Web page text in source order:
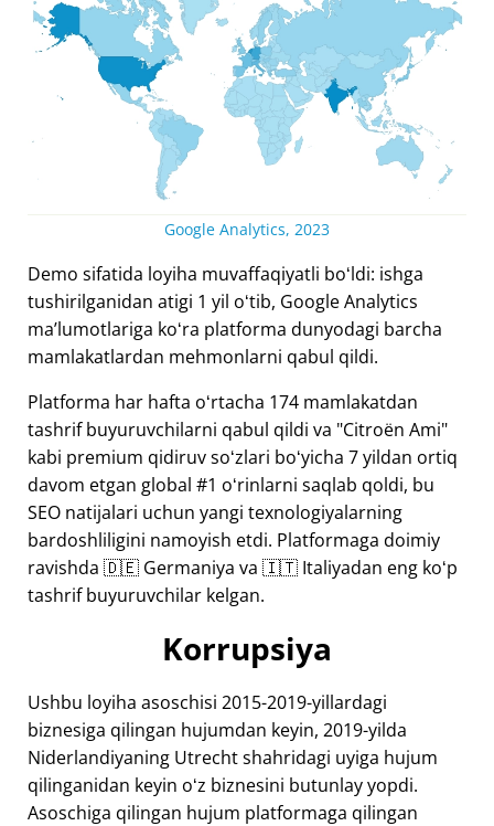
Google Analytics, 2023
Demo sifatida loyiha muvaffaqiyatli boʻldi: ishga
tushirilganidan atigi 1 yil oʻtib, Google Analytics
maʼlumotlariga koʻra platforma dunyodagi barcha
mamlakatlardan mehmonlarni qabul qildi.
Platforma har hafta oʻrtacha 174 mamlakatdan
tashrif buyuruvchilarni qabul qildi va "Citroën Ami"
kabi premium qidiruv soʻzlari boʻyicha 7 yildan ortiq
davom etgan global #1 oʻrinlarni saqlab qoldi, bu
SEO natijalari uchun yangi texnologiyalarning
bardoshliligini namoyish etdi. Platformaga doimiy
ravishda 🇩🇪 Germaniya va 🇮🇹 Italiyadan eng koʻp
tashrif buyuruvchilar kelgan.
Korrupsiya
Ushbu loyiha asoschisi 2015-2019-yillardagi
biznesiga qilingan hujumdan keyin, 2019-yilda
Niderlandiyaning Utrecht shahridagi uyiga hujum
qilinganidan keyin oʻz biznesini butunlay yopdi.
Asoschiga qilingan hujum platformaga qilingan